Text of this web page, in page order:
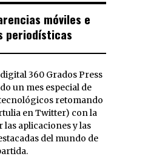
móviles e
periodísticas
un mes especial de
retomando
en Twitter) con la
las aplicaciones y las
del mundo de